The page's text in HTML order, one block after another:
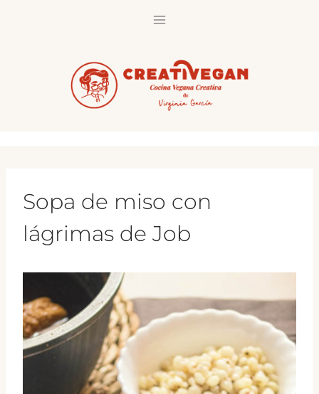
Sopa de miso con
lágrimas de Job